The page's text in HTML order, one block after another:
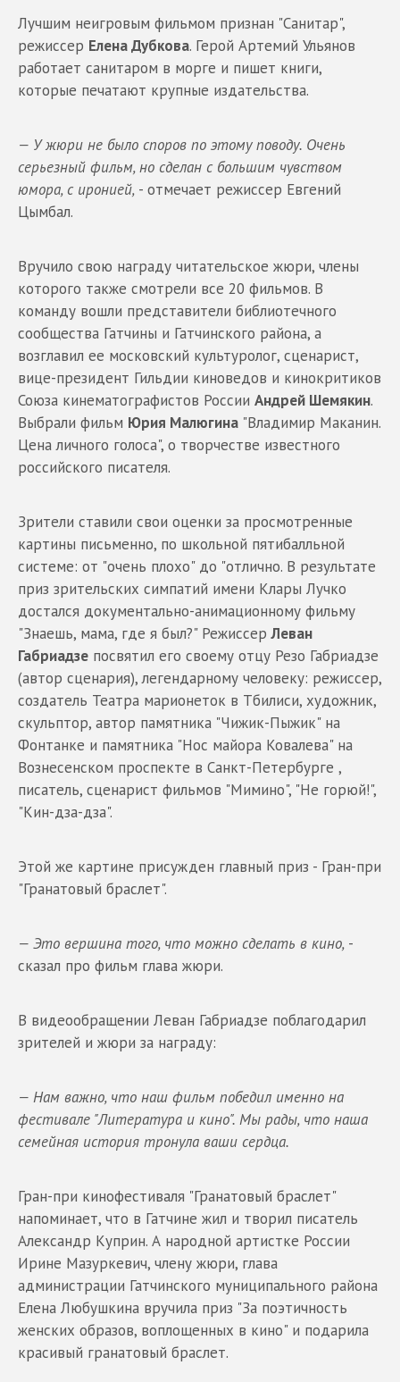
Лучшим неигровым фильмом признан "Санитар",
режиссер Елена Дубкова. Герой Артемий Ульянов
работает санитаром в морге и пишет книги,
которые печатают крупные издательства.
— У жюри не было споров по этому поводу. Очень
серьезный фильм, но сделан с большим чувством
юмора, с иронией, - отмечает режиссер Евгений
Цымбал.
Вручило свою награду читательское жюри, члены
которого также смотрели все 20 фильмов. В
команду вошли представители библиотечного
сообщества Гатчины и Гатчинского района, а
возглавил ее московский культуролог, сценарист,
вице-президент Гильдии киноведов и кинокритиков
Союза кинематографистов России Андрей Шемякин.
Выбрали фильм Юрия Малюгина "Владимир Маканин.
Цена личного голоса", о творчестве известного
российского писателя.
Зрители ставили свои оценки за просмотренные
картины письменно, по школьной пятибалльной
системе: от "очень плохо" до "отлично. В результате
приз зрительских симпатий имени Клары Лучко
достался документально-анимационному фильму
"Знаешь, мама, где я был?" РежиссерЛеван
Габриадзе посвятил его своему отцу Резо Габриадзе
(автор сценария), легендарному человеку: режиссер,
создатель Театра марионеток в Тбилиси, художник,
скульптор, автор памятника "Чижик-Пыжик" на
Фонтанке и памятника "Нос майора Ковалева" на
Вознесенском проспекте в Санкт-Петербурге ,
писатель, сценарист фильмов "Мимино", "Не горюй!",
"Кин-дза-дза".
Этой же картине присужден главный приз - Гран-при
"Гранатовый браслет".
— Это вершина того, что можно сделать в кино, -
сказал про фильм глава жюри.
В видеообращении Леван Габриадзе поблагодарил
зрителей и жюри за награду:
— Нам важно, что наш фильм победил именно на
фестивале "Литература и кино". Мы рады, что наша
семейная история тронула ваши сердца.
Гран-при кинофестиваля "Гранатовый браслет"
напоминает, что в Гатчине жил и творил писатель
Александр Куприн. А народной артистке России
Ирине Мазуркевич, члену жюри, глава
администрации Гатчинского муниципального района
Елена Любушкина вручила приз "За поэтичность
женских образов, воплощенных в кино" и подарила
красивый гранатовый браслет.